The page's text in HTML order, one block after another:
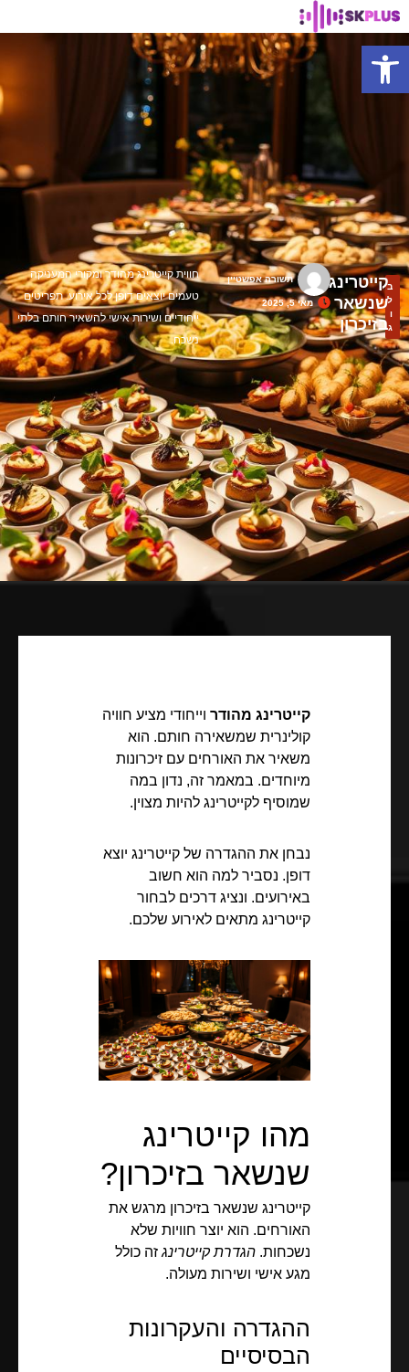
ב
ל
ו
ג
קייטרינג
שנשאר
בזיכרון
תשורה אפשטיין
מאי 5, 2025
חווית קייטרינג מהודר ומקורי המעניקה
טעמים יוצאים דופן לכל אירוע. תפריטים
ייחודיים ושירות אישי להשאיר חותם בלתי
נשכח.
קייטרינג מהודר וייחודי מציע חוויה
קולינרית שמשאירה חותם. הוא
משאיר את האורחים עם זיכרונות
מיוחדים. במאמר זה, נדון במה
שמוסיף לקייטרינג להיות מצוין.
נבחן את ההגדרה של קייטרינג יוצא
דופן. נסביר למה הוא חשוב
באירועים. ונציג דרכים לבחור
קייטרינג מתאים לאירוע שלכם.
מהו קייטרינג
שנשאר בזיכרון?
קייטרינג שנשאר בזיכרון מרגש את
האורחים. הוא יוצר חוויות שלא
נשכחות. הגדרת קייטרינגזה כולל
מגע אישי ושירות מעולה.
ההגדרה והעקרונות
הבסיסיים
פתח סרגל נגישות